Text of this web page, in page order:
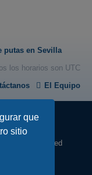
que
sitio
putas en Sevilla
los horarios son UTC
El Equipo
© phpBB Limited